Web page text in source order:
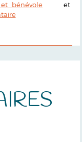
bénévole et